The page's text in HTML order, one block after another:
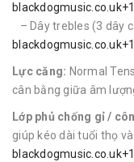
blackdogmusic.co.uk+1
– Dây trebles (3 dây
blackdogmusic.co.uk+1
Lực căng: Normal
cân bằng giữa âm
Lớp phủ chống gỉ /
giúp kéo dài tuổi thọ
blackdogmusic.co.uk+1